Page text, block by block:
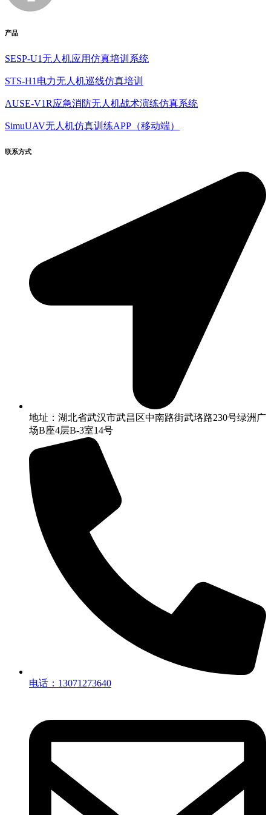
产品
SESP-U1无人机应用仿真培训系统
STS-H1电力无人机巡线仿真培训
AUSE-V1R应急消防无人机战术演练仿真系统
SimuUAV无人机仿真训练APP（移动端）
联系方式
地址：湖北省武汉市武昌区中南路街武珞路230号绿洲广
场B座4层B-3室14号
电话：13071273640